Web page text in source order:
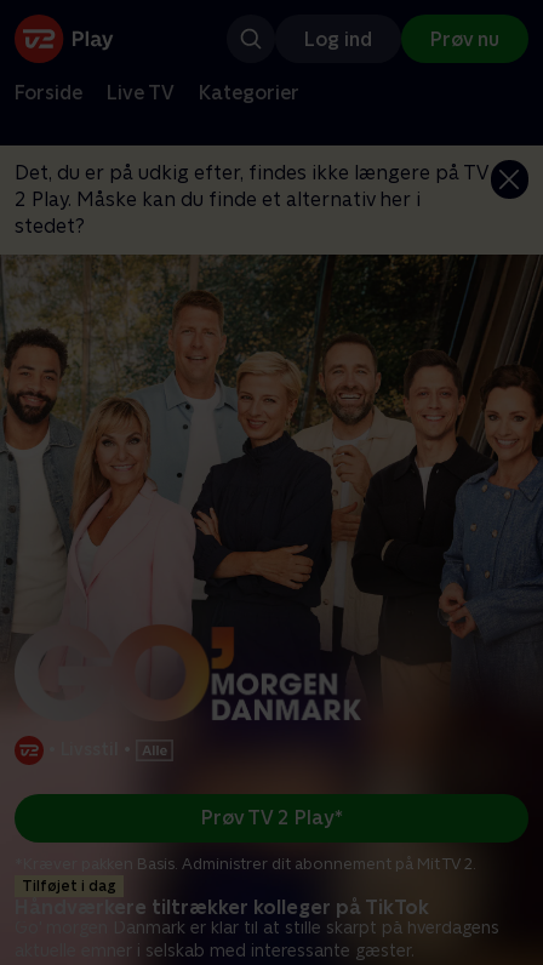
Log ind Prøv nu
Forside Live TV Kategorier
Det, du er på udkig efter, findes ikke længere på TV
2 Play. Måske kan du finde et alternativ her i
stedet?
Tilføjet i dag
Håndværkere tiltrækker kolleger på TikTok
Go' morgen Danmark er klar til at stille skarpt på hverdagens
aktuelle emner i selskab med interessante gæster.
Prøv TV 2 Play*
*Kræver pakken Basis. Administrer dit abonnement på Mit TV 2.